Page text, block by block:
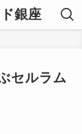
銀座
セルラム